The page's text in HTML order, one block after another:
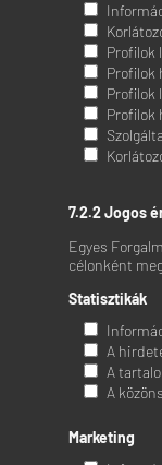
Profilok
Profilok
Profilok
Profilok
7.2.2 Jogos
Egyes
célonként
Statisztikák
A
A
A
Marketing